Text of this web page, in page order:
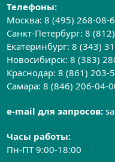
Телефоны:
Москва:8 (495) 268-08-
Санкт-Петербург:8
Екатеринбург:8 (343)
Новосибирск:8 (383)
Краснодар:8 (861) 203-
Самара:8 (846) 206-04-
e-mail для запросов:
Часы работы:
Пн-ПТ 9:00-18:00